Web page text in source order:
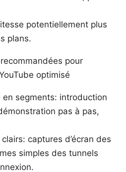
potentiellement plus
plans.
pour
optimisé
en segments: introduction
pas à pas,
captures d’écran des
simples des tunnels